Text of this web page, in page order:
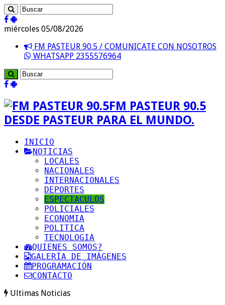
miércoles 05/08/2026
FM PASTEUR 90.5 / COMUNICATE CON NOSOTROS
WHATSAPP 2355576964
FM PASTEUR 90.5
DESDE PASTEUR PARA EL MUNDO.
INICIO
NOTICIAS
LOCALES
NACIONALES
INTERNACIONALES
DEPORTES
ESPECTACULOS
POLICIALES
ECONOMIA
POLITICA
TECNOLOGIA
QUIENES SOMOS?
GALERÍA DE IMÁGENES
PROGRAMACIÓN
CONTACTO
Ultimas Noticias